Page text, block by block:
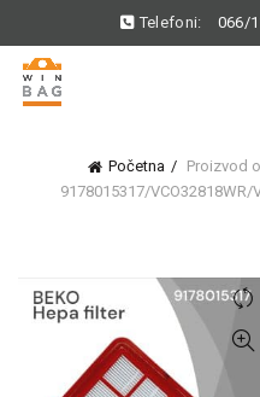
Telefoni: 066/
Početna
Proizvod
9178015317/VCO32818WR/